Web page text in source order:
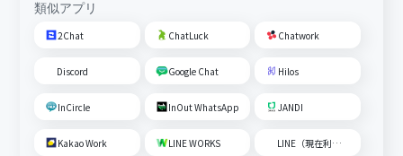
類似アプリ
2Chat ChatLuck Chatwork
Discord Google Chat Hilos
InCircle InOut WhatsApp JANDI
Kakao Work LINE WORKS LINE（現在利用不可）